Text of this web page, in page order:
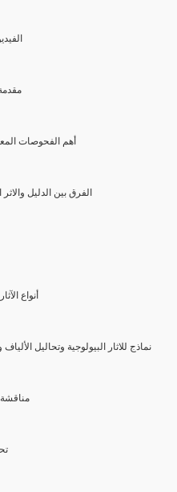
(1)
(2)
(3) أهم الفحوصات
2- الفرق بين الدليل
(5) أنواع
3- نماذج للاثار البيولوجية وتحاليل
(6)